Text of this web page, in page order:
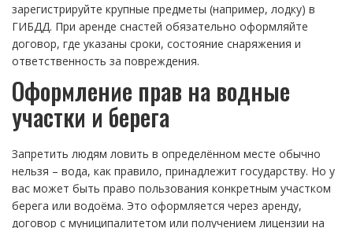
зарегистрируйте крупные предметы (например, лодку) в
ГИБДД. При аренде снастей обязательно оформляйте
договор, где указаны сроки, состояние снаряжения и
ответственность за повреждения.
Оформление прав на водные
участки и берега
Запретить людям ловить в определённом месте обычно
нельзя – вода, как правило, принадлежит государству. Но у
вас может быть право пользования конкретным участком
берега или водоёма. Это оформляется через аренду,
договор с муниципалитетом или получением лицензии на